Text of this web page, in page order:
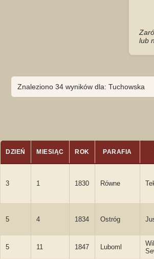
lub
Znaleziono 34 wyników dla: Tuchowska
DZIEŃ MIESIĄC ROK PARAFIA
3 1 1830 Równe
5 4 1834 Ostróg
5 11 1847 Luboml